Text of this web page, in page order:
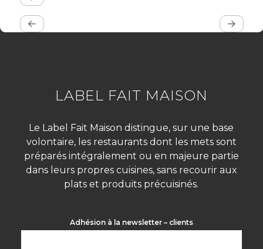
LABEL FAIT MAISON
Le Label Fait Maison distingue, sur une base
volontaire, les restaurants dont les mets sont
préparés intégralement ou en majeure partie
dans leurs propres cuisines, sans recourir aux
plats et produits précuisinés.
Adhésion à la newsletter – clients